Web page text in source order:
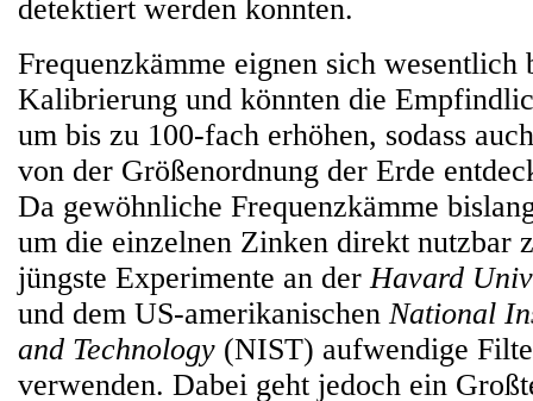
detektiert werden konnten.
Frequenzkämme eignen sich wesentlich
Kalibrierung und könnten die
um bis zu 100-fach erhöhen, sodass
von der Größenordnung der Erde
Da gewöhnliche Frequenzkämme
um die einzelnen Zinken direkt nutzbar
jüngste Experimente an derHavard
und dem US-amerikanischen National
and Technology (NIST) aufwendige
verwenden. Dabei geht jedoch ein